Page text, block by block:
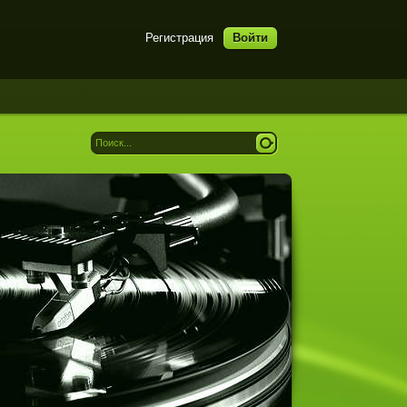
Регистрация Войти